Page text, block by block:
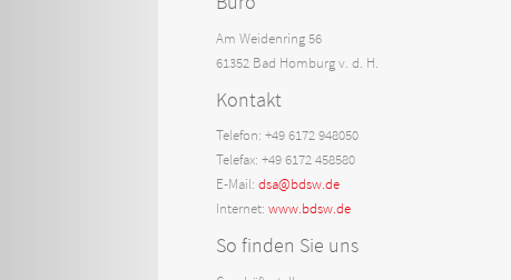
Am Weidenring 56
61352 Bad Homburg v. d. H.
Kontakt
Telefon: +49 6172 948050
Telefax: +49 6172 458580
E-Mail: dsa@bdsw.de
Internet: www.bdsw.de
So finden Sie uns